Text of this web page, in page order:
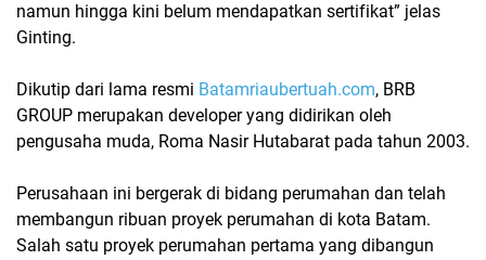
namun hingga kini belum mendapatkan sertifikat” jelas
Ginting.
Dikutip dari lama resmi Batamriaubertuah.com, BRB
GROUP merupakan developer yang didirikan oleh
pengusaha muda, Roma Nasir Hutabarat pada tahun 2003.
Perusahaan ini bergerak di bidang perumahan dan telah
membangun ribuan proyek perumahan di kota Batam.
Salah satu proyek perumahan pertama yang dibangun